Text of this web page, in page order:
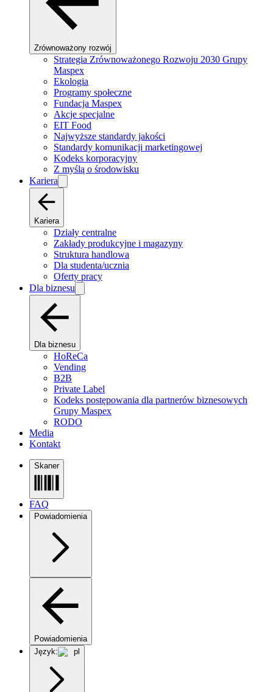
Zrównoważony rozwój
Strategia Zrównoważonego Rozwoju 2030 Grupy
Maspex
Ekologia
Programy społeczne
Fundacja Maspex
Akcje specjalne
EIT Food
Najwyższe standardy jakości
Standardy komunikacji marketingowej
Kodeks korporacyjny
Z myślą o środowisku
Kariera
Kariera
Działy centralne
Zakłady produkcyjne i magazyny
Struktura handlowa
Dla studenta/ucznia
Oferty pracy
Dla biznesu
Dla biznesu
HoReCa
Vending
B2B
Private Label
Kodeks postępowania dla partnerów biznesowych
Grupy Maspex
RODO
Media
Kontakt
Skaner
FAQ
Powiadomienia
Powiadomienia
Język:
pl